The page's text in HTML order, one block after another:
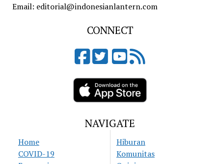
Email: editorial@indonesianlantern.com
CONNECT
NAVIGATE
Home
COVID-19
Hiburan
Komunitas